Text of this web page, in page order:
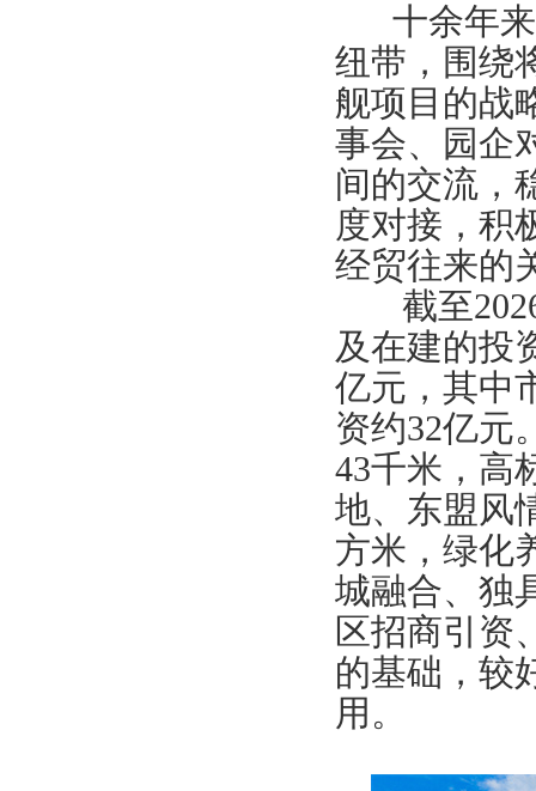
十余年来
纽带，围绕
舰项目的战
事会、园企
间的交流，
度对接，积
经贸往来的
截至
及在建的投
亿元，其中
资约32亿元
43千米，高
地、东盟风
方米，绿化
城融合、独
区招商引资
的基础，较
用。